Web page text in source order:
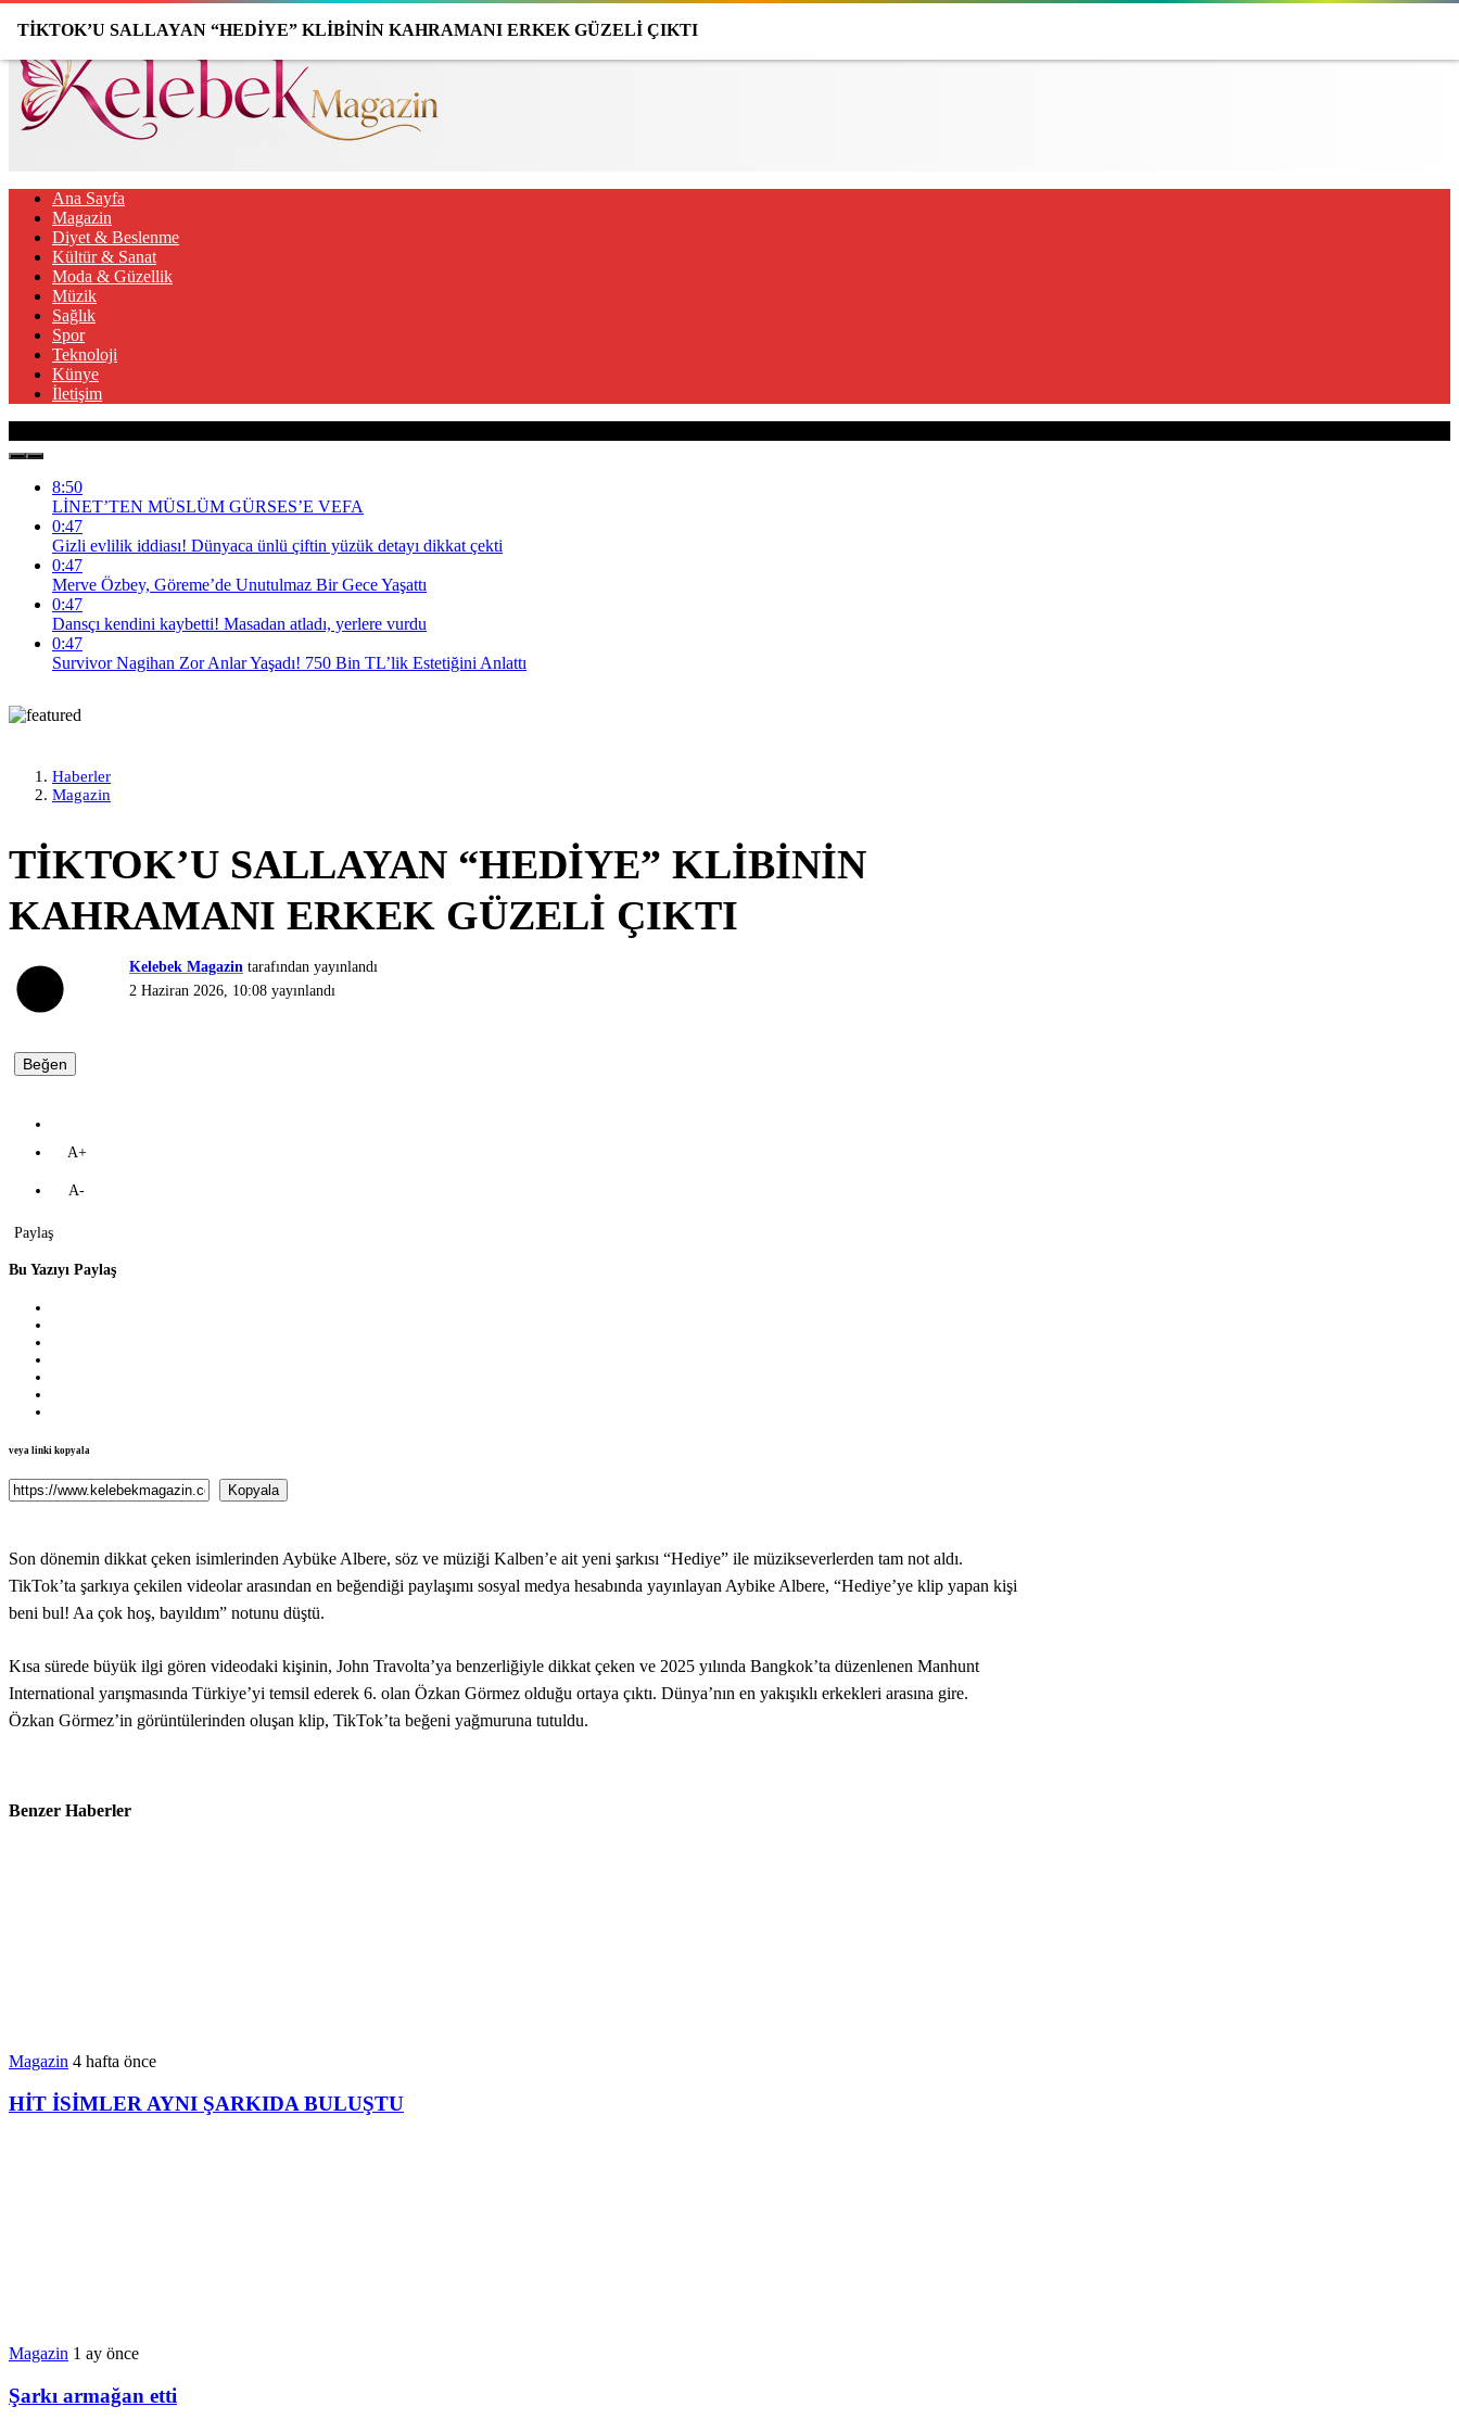
Ana Sayfa
Magazin
Diyet & Beslenme
Kültür & Sanat
Moda & Güzellik
Müzik
Sağlık
Spor
Teknoloji
Künye
İletişim
8:50
LİNET’TEN MÜSLÜM GÜRSES’E VEFA
0:47
Gizli evlilik iddiası! Dünyaca ünlü çiftin yüzük detayı dikkat çekti
0:47
Merve Özbey, Göreme’de Unutulmaz Bir Gece Yaşattı
0:47
Dansçı kendini kaybetti! Masadan atladı, yerlere vurdu
0:47
Survivor Nagihan Zor Anlar Yaşadı! 750 Bin TL’lik Estetiğini Anlattı
Haberler
Magazin
TİKTOK’U SALLAYAN “HEDİYE” KLİBİNİN
KAHRAMANI ERKEK GÜZELİ ÇIKTI
Kelebek Magazin tarafından yayınlandı
2 Haziran 2026, 10:08 yayınlandı
Beğen
A+
A-
Paylaş
Bu Yazıyı Paylaş
veya linki kopyala
Kopyala
Son dönemin dikkat çeken isimlerinden Aybüke Albere, söz ve müziği Kalben’e ait yeni şarkısı “Hediye” ile müzikseverlerden tam not aldı.
TikTok’ta şarkıya çekilen videolar arasından en beğendiği paylaşımı sosyal medya hesabında yayınlayan Aybike Albere, “Hediye’ye klip yapan kişi
beni bul! Aa çok hoş, bayıldım” notunu düştü.
Kısa sürede büyük ilgi gören videodaki kişinin, John Travolta’ya benzerliğiyle dikkat çeken ve 2025 yılında Bangkok’ta düzenlenen Manhunt
International yarışmasında Türkiye’yi temsil ederek 6. olan Özkan Görmez olduğu ortaya çıktı. Dünya’nın en yakışıklı erkekleri arasına gire.
Özkan Görmez’in görüntülerinden oluşan klip, TikTok’ta beğeni yağmuruna tutuldu.
TİKTOK’U SALLAYAN “HEDİYE” KLİBİNİN KAHRAMANI ERKEK GÜZELİ ÇIKTI
Benzer Haberler
Magazin 4 hafta önce
HİT İSİMLER AYNI ŞARKIDA BULUŞTU
Magazin 1 ay önce
Şarkı armağan etti